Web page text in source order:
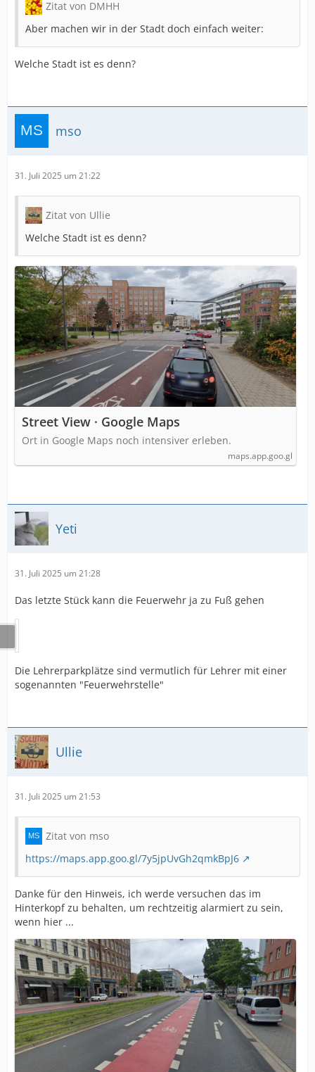
Zitat von DMHH
Aber machen wir in der Stadt doch einfach weiter:
Welche Stadt ist es denn?
mso
31. Juli 2025 um 21:22
Zitat von Ullie
Welche Stadt ist es denn?
Street View · Google Maps
Ort in Google Maps noch intensiver erleben.
maps.app.goo.gl
Yeti
31. Juli 2025 um 21:28
Das letzte Stück kann die Feuerwehr ja zu Fuß gehen
Die Lehrerparkplätze sind vermutlich für Lehrer mit einer
sogenannten "Feuerwehrstelle"
Ullie
31. Juli 2025 um 21:53
Zitat von mso
https://maps.app.goo.gl/7y5jpUvGh2qmkBpJ6
Danke für den Hinweis, ich werde versuchen das im
Hinterkopf zu behalten, um rechtzeitig alarmiert zu sein,
wenn hier ...